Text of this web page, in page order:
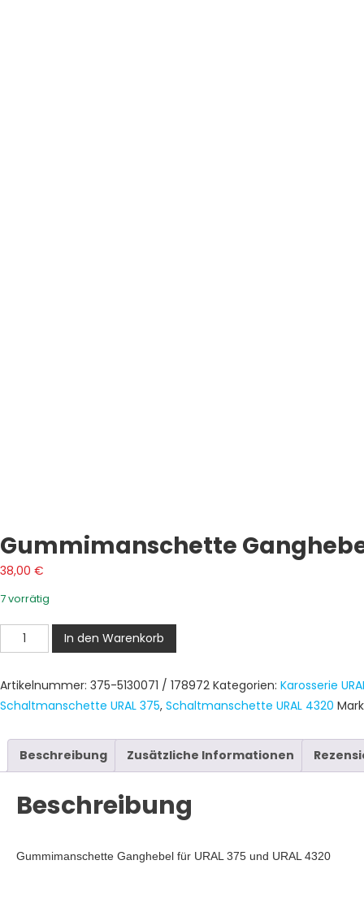
Gummimanschette
38,00 €
7 vorrätig
Gummimanschette
Ganghebel
375,
URAL
Schaltmanschette
Menge
In den Warenkorb
Artikelnummer: 375-5130071 / 178972 Kategorien: Karosserie
Schaltmanschette URAL 375, Schaltmanschette URAL 4320
Beschreibung Zusätzliche Informationen
Beschreibung
Gummimanschette Ganghebel für URAL 375 und URAL 4320